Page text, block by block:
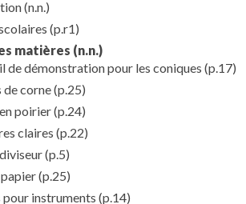
(n.n.)
(p.r1)
matières (n.n.)
de démonstration pour les coniques (p.17)
de corne(p.25)
poirier(p.24)
claires (p.22)
(p.5)
(p.25)
instruments (p.14)